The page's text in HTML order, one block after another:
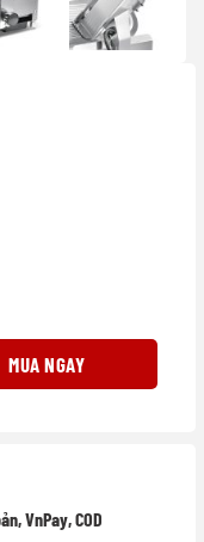
MUA NGAY
VnPay, COD